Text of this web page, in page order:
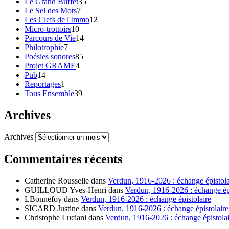
Le Sel des Mots7
Les Clefs de l'Immo12
Micro-trottoirs10
Parcours de Vie14
Philotrophie7
Poésies sonores85
Projet GRAME4
Pub14
Reportages1
Tous Ensemble39
Archives
Archives
Commentaires récents
Catherine Rousselle dans Verdun, 1916-2026 : échange
GUILLOUD Yves-Henri dans Verdun, 1916-2026 : échange
LBonnefoy dans Verdun, 1916-2026 : échange épistolaire
SICARD Justine dans Verdun, 1916-2026 : échange épistolaire
Christophe Luciani dans Verdun, 1916-2026 : échange